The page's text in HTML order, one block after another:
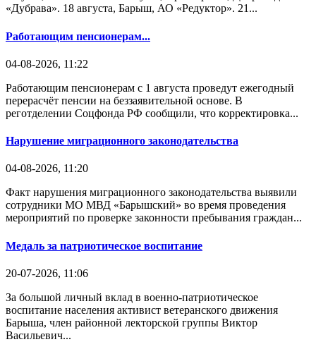
«Дубрава». 18 августа, Барыш, АО «Редуктор». 21...
Работающим пенсионерам...
04-08-2026, 11:22
Работающим пенсионерам с 1 августа проведут ежегодный
перерасчёт пенсии на беззаявительной основе. В
реготделении Соцфонда РФ сообщили, что корректировка...
Нарушение миграционного законодательства
04-08-2026, 11:20
Факт нарушения миграционного законодательства выявили
сотрудники МО МВД «Барышский» во время проведения
мероприятий по проверке законности пребывания граждан...
Медаль за патриотическое воспитание
20-07-2026, 11:06
За большой личный вклад в военно-патриотическое
воспитание населения активист ветеранского движения
Барыша, член районной лекторской группы Виктор
Васильевич...